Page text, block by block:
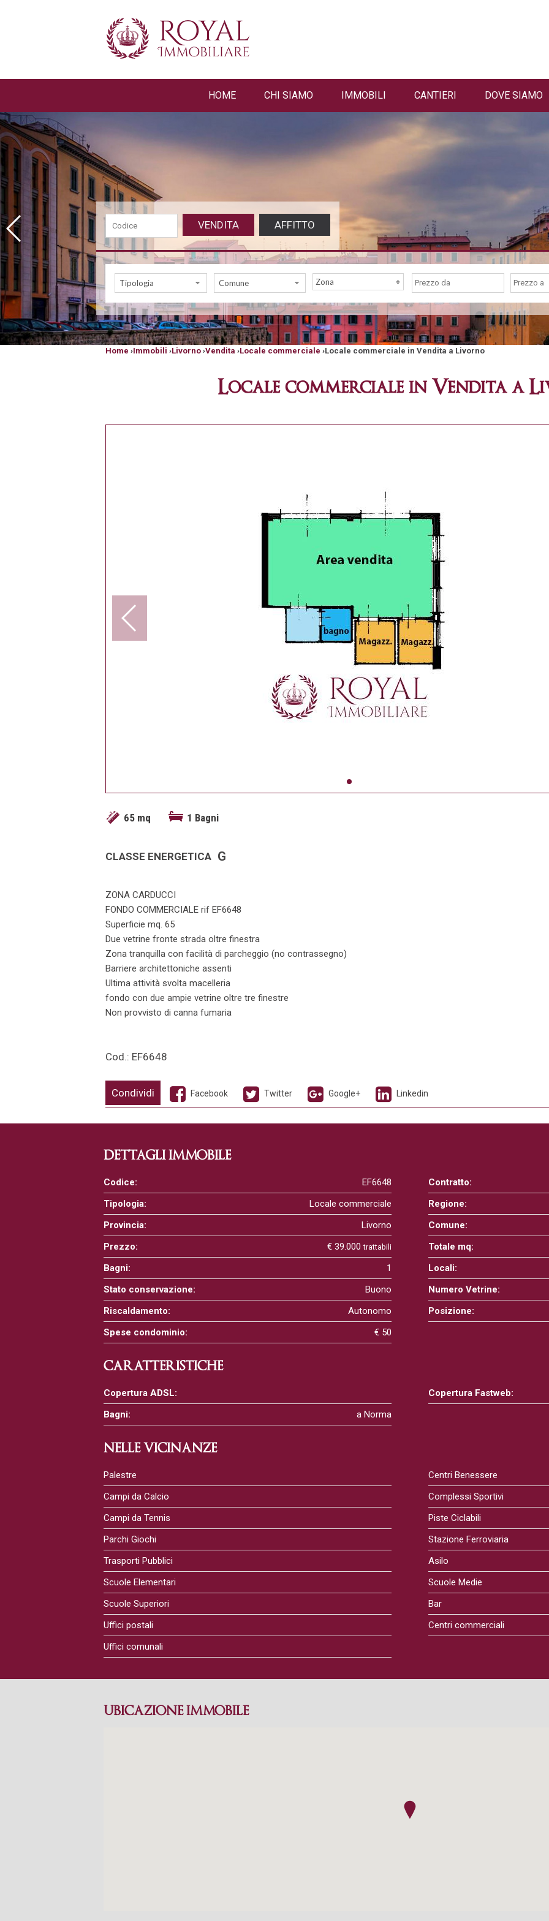
HOME CHI SIAMO IMMOBILI CANTIERI DOVE SIAMO
VENDITA AFFITTO
Tipologia Comune Zona
Home ›Immobili ›Livorno ›Vendita ›Locale commerciale ›Locale commerciale in Vendita a Livorno
Locale commerciale in Vendita a
65 mq 1 Bagni
CLASSE ENERGETICA G
ZONA CARDUCCI
FONDO COMMERCIALE rif EF6648
Superficie mq. 65
Due vetrine fronte strada oltre finestra
Zona tranquilla con facilità di parcheggio (no contrassegno)
Barriere architettoniche assenti
Ultima attività svolta macelleria
fondo con due ampie vetrine oltre tre finestre
Non provvisto di canna fumaria
Cod.: EF6648
Condividi Facebook Twitter Google+ Linkedin
DETTAGLI IMMOBILE
Codice: EF6648 Contratto:
Tipologia:
Locale commerciale Regione:
Provincia:
Livorno Comune:
Prezzo:
€ 39.000trattabili Totale mq:
Bagni:
1 Locali:
Stato conservazione:
Buono Numero Vetrine:
Riscaldamento:
Autonomo Posizione:
Spese condominio:
€ 50
CARATTERISTICHE
Copertura ADSL:
Copertura Fastweb:
Bagni:
a Norma
NELLE VICINANZE
Palestre
Centri Benessere
Campi da Calcio
Complessi Sportivi
Campi da Tennis
Piste Ciclabili
Parchi Giochi
Stazione Ferroviaria
Trasporti Pubblici
Asilo
Scuole Elementari
Scuole Medie
Scuole Superiori
Bar
Uffici postali
Centri commerciali
Uffici comunali
UBICAZIONE IMMOBILE